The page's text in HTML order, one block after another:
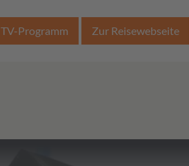
TV-Programm Zur Reisewebseite